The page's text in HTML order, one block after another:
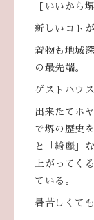
【いいから
新しいコト
着物も地域
の最先端。
ゲストハウ
出来たてホ
で堺の歴史
と「綺麗」
上がってく
ている。
暑苦しくて